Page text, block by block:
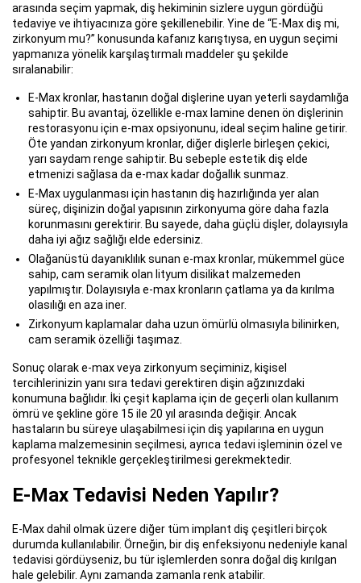
arasında seçim yapmak, diş hekiminin sizlere uygun gördüğü
tedaviye ve ihtiyacınıza göre şekillenebilir. Yine de “E-Max diş mi,
zirkonyum mu?” konusunda kafanız karıştıysa, en uygun seçimi
yapmanıza yönelik karşılaştırmalı maddeler şu şekilde
sıralanabilir:
E-Max kronlar, hastanın doğal dişlerine uyan yeterli saydamlığa
sahiptir. Bu avantaj, özellikle e-max lamine denen ön dişlerinin
restorasyonu için e-max opsiyonunu, ideal seçim haline getirir.
Öte yandan zirkonyum kronlar, diğer dişlerle birleşen çekici,
yarı saydam renge sahiptir. Bu sebeple estetik diş elde
etmenizi sağlasa da e-max kadar doğallık sunmaz.
E-Max uygulanması için hastanın diş hazırlığında yer alan
süreç, dişinizin doğal yapısının zirkonyuma göre daha fazla
korunmasını gerektirir. Bu sayede, daha güçlü dişler, dolayısıyla
daha iyi ağız sağlığı elde edersiniz.
Olağanüstü dayanıklılık sunan e-max kronlar, mükemmel güce
sahip, cam seramik olan lityum disilikat malzemeden
yapılmıştır. Dolayısıyla e-max kronların çatlama ya da kırılma
olasılığı en aza iner.
Zirkonyum kaplamalar daha uzun ömürlü olmasıyla bilinirken,
cam seramik özelliği taşımaz.
Sonuç olarak e-max veya zirkonyum seçiminiz, kişisel
tercihlerinizin yanı sıra tedavi gerektiren dişin ağzınızdaki
konumuna bağlıdır. İki çeşit kaplama için de geçerli olan kullanım
ömrü ve şekline göre 15 ile 20 yıl arasında değişir. Ancak
hastaların bu süreye ulaşabilmesi için diş yapılarına en uygun
kaplama malzemesinin seçilmesi, ayrıca tedavi işleminin özel ve
profesyonel teknikle gerçekleştirilmesi gerekmektedir.
E-Max Tedavisi Neden Yapılır?
E-Max dahil olmak üzere diğer tüm implant diş çeşitleri birçok
durumda kullanılabilir. Örneğin, bir diş enfeksiyonu nedeniyle kanal
tedavisi gördüyseniz, bu tür işlemlerden sonra doğal diş kırılgan
hale gelebilir. Aynı zamanda zamanla renk atabilir.